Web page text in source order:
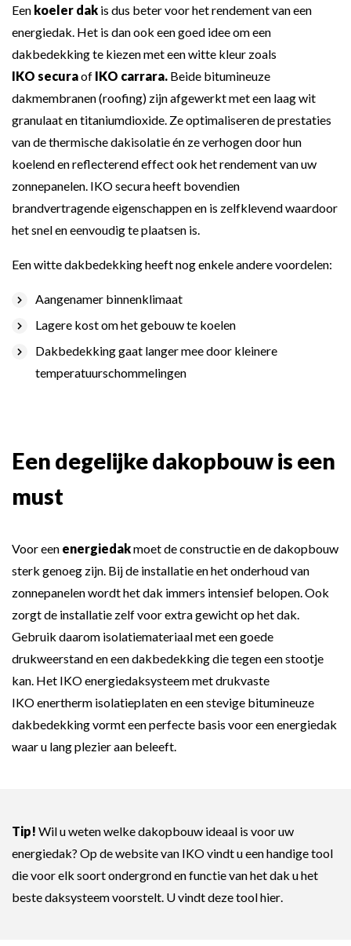
Een koeler dak is dus beter voor het rendement van een
energiedak. Het is dan ook een goed idee om een
dakbedekking te kiezen met een witte kleur zoals
IKO securaof IKO carrara. Beide bitumineuze
dakmembranen (roofing) zijn afgewerkt met een laag wit
granulaat en titaniumdioxide. Ze optimaliseren de prestaties
van de thermische dakisolatie én ze verhogen door hun
koelend en reflecterend effect ook het rendement van uw
zonnepanelen. IKO secura heeft bovendien
brandvertragende eigenschappen en is zelfklevend waardoor
het snel en eenvoudig te plaatsen is.
Een witte dakbedekking heeft nog enkele andere voordelen:
Aangenamer binnenklimaat
Lagere kost om het gebouw te koelen
Dakbedekking gaat langer mee door kleinere
temperatuurschommelingen
Een degelijke dakopbouw is een
must
Voor een energiedakmoet de constructie en de dakopbouw
sterk genoeg zijn. Bij de installatie en het onderhoud van
zonnepanelen wordt het dak immers intensief belopen. Ook
zorgt de installatie zelf voor extra gewicht op het dak.
Gebruik daarom isolatiemateriaal met een goede
drukweerstand en een dakbedekking die tegen een stootje
kan. Het IKO energiedaksysteem met drukvaste
IKO enertherm isolatieplatenen een stevige bitumineuze
dakbedekking vormt een perfecte basis voor een energiedak
waar u lang plezier aan beleeft.
Tip! Wil u weten welke dakopbouw ideaal is voor uw
energiedak? Op de website van IKO vindt u een handige tool
die voor elk soort ondergrond en functie van het dak u het
beste daksysteem voorstelt. U vindt deze toolhier.